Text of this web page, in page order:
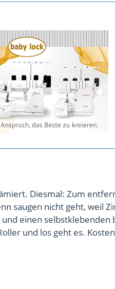
Diesmal: Zum
saugen nicht geht, weil
einen selbstklebenden
und los geht es.